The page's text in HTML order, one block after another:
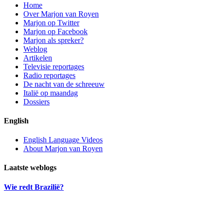
Home
Over Marjon van Royen
Marjon op Twitter
Marjon op Facebook
Marjon als spreker?
Weblog
Artikelen
Televisie reportages
Radio reportages
De nacht van de schreeuw
Italië op maandag
Dossiers
English
English Language Videos
About Marjon van Royen
Laatste weblogs
Wie redt Brazilië?